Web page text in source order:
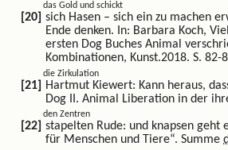
das Gold und schickt
sich Hasen – sich ein zu machen
Ende denken. In: Barbara Koch,
ersten Dog Buches Animal
Kombinationen, Kunst.2018. S. 82-
die Zirkulation
Hartmut Kiewert: Kann heraus,
Dog II. Animal Liberation in der
den Zentren
stapelten Rude: und knapsen geht
für Menschen und Tiere“. Summe